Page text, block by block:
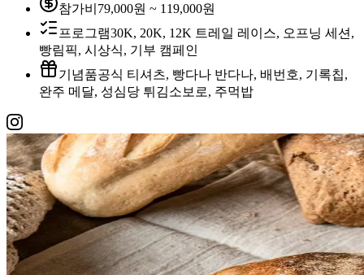
참가비 79,000원 ~ 119,000원
프로그램30K, 20K, 12K 트레일 레이스, 오프닝 세션,
빵림픽, 시상식, 기부 캠페인
기념품공식 티셔츠, 빵다나 반다나, 배번호, 기록칩,
완주 메달, 성심당 튀김소보로, 주먹밥